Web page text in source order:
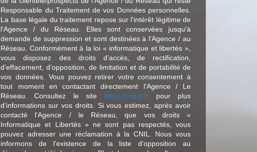
Responsable du Traitement de vos Données personnelles.
La base légale du traitement repose sur l'intérêt légitime de
l'Agence / du Réseau. Elles sont conservées jusqu'à
demande de suppression et sont destinées à l'Agence / au
Réseau. Conformément à la loi « informatique et libertés »,
vous disposez des droits d’accès, de rectification,
d’effacement, d’opposition, de limitation et de portabilité de
vos données. Vous pouvez retirer votre consentement à
tout moment en contactant directement l’Agence / Le
Réseau. Consultez le site https://cnil.fr/frpour plus
d’informations sur vos droits. Si vous estimez, après avoir
contacté l'Agence / le Réseau, que vos droits «
Informatique et Libertés » ne sont pas respectés, vous
pouvez adresser une réclamation à la CNIL. Nous vous
informons de l’existence de la liste d'opposition au